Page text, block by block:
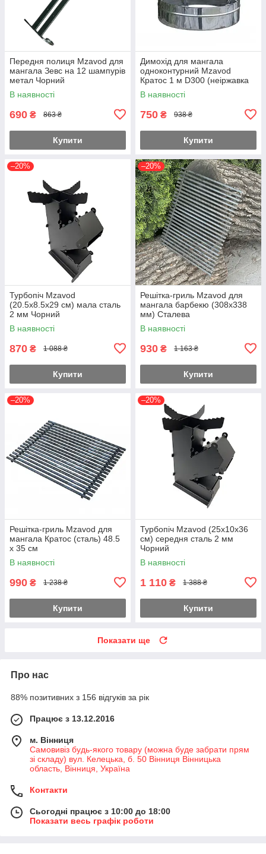
Передня полиця Mzavod для
мангала Зевс на 12 шампурів
метал Чорний
В наявності
690 ₴ 863 ₴
Купити
Димохід для мангала
одноконтурний Mzavod
Кратос 1 м D300 (неіржавка
сталь 0.5 мм)
В наявності
750 ₴ 938 ₴
Купити
–20%
Турбопіч Mzavod
(20.5х8.5х29 см) мала сталь
2 мм Чорний
В наявності
870 ₴ 1 088 ₴
Купити
–20%
Решітка-гриль Mzavod для
мангала барбекю (308х338
мм) Сталева
В наявності
930 ₴ 1 163 ₴
Купити
–20%
Решітка-гриль Mzavod для
мангала Кратос (сталь) 48.5
х 35 см
В наявності
990 ₴ 1 238 ₴
Купити
–20%
Турбопіч Mzavod (25х10х36
см) середня сталь 2 мм
Чорний
В наявності
1 110 ₴ 1 388 ₴
Купити
Показати ще
Про нас
88% позитивних з 156 відгуків за рік
Працює з 13.12.2016
м. Вінниця
Самовивіз будь-якого товару (можна буде забрати прям
зі складу) вул. Келецька, б. 50 Вінниця Вінницька
область, Вінниця, Україна
Контакти
Сьогодні працює з 10:00 до 18:00
Показати весь графік роботи